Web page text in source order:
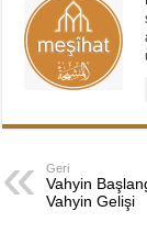
Geri
Vahyin
Vahyin Gelişi